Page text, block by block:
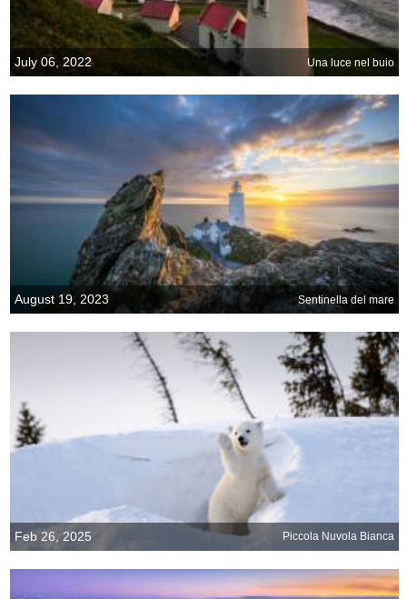
July 06, 2022 Una luce nel buio
August 19, 2023 Sentinella del mare
Feb 26, 2025 Piccola Nuvola Bianca